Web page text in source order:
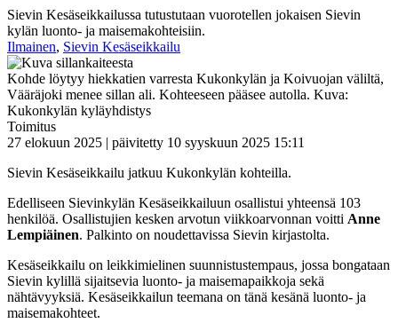
Sievin Kesäseikkailussa tutustutaan vuorotellen jokaisen Sievin
kylän luonto- ja maisemakohteisiin.
Ilmainen, Sievin Kesäseikkailu
Kohde löytyy hiekkatien varresta Kukonkylän ja Koivuojan väliltä,
Vääräjoki menee sillan ali. Kohteeseen pääsee autolla. Kuva:
Kukonkylän kyläyhdistys
Toimitus
27 elokuun 2025 | päivitetty 10 syyskuun 2025 15:11
Sievin Kesäseikkailu jatkuu Kukonkylän kohteilla.
Edelliseen Sievinkylän Kesäseikkailuun osallistui yhteensä 103
henkilöä. Osallistujien kesken arvotun viikkoarvonnan voitti Anne
Lempiäinen. Palkinto on noudettavissa Sievin kirjastolta.
Kesäseikkailu on leikkimielinen suunnistustempaus, jossa bongataan
Sievin kylillä sijaitsevia luonto- ja maisemapaikkoja sekä
nähtävyyksiä. Kesäseikkailun teemana on tänä kesänä luonto- ja
maisemakohteet.